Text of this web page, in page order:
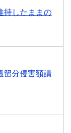
持したままの
留分侵害額請